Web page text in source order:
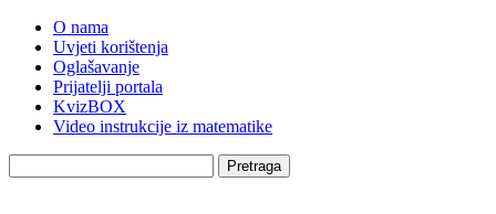
O nama
Uvjeti korištenja
Oglašavanje
Prijatelji portala
KvizBOX
Video instrukcije iz matematike
Pretraga